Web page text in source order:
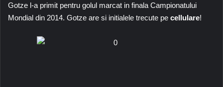
Gotze l-a primit pentru golul marcat in finala Campionatului
Mondial din 2014. Gotze are si initialele trecute pe cellulare!